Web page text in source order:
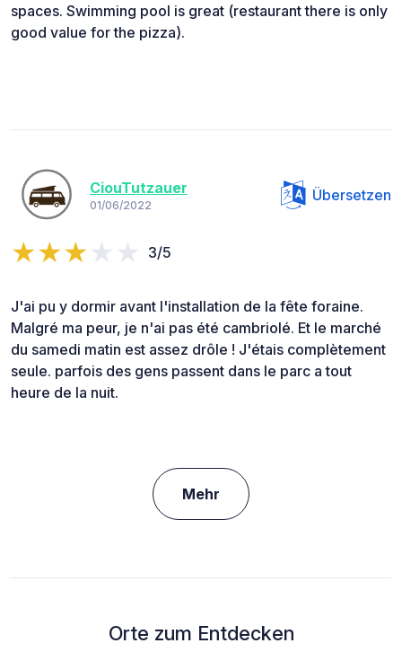
spaces. Swimming pool is great (restaurant there is only
good value for the pizza).
CiouTutzauer
01/06/2022
Übersetzen
3/5
J'ai pu y dormir avant l'installation de la fête foraine.
Malgré ma peur, je n'ai pas été cambriolé. Et le marché
du samedi matin est assez drôle ! J'étais complètement
seule. parfois des gens passent dans le parc a tout
heure de la nuit.
Mehr
Orte zum Entdecken